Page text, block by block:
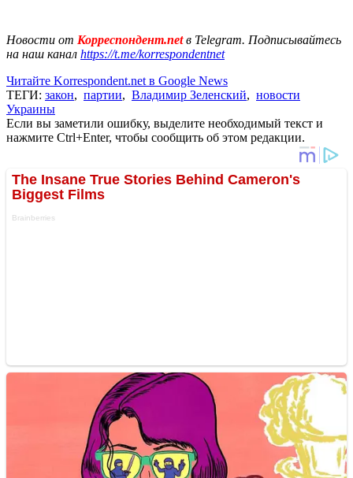
Новости от Корреспондент.netв Telegram. Подписывайтесь
на наш канал https://t.me/korrespondentnet
Читайте Korrespondent.net в Google News
ТЕГИ: закон, партии, Владимир Зеленский, новости
Украины
Если вы заметили ошибку, выделите необходимый текст и
нажмите Ctrl+Enter, чтобы сообщить об этом редакции.